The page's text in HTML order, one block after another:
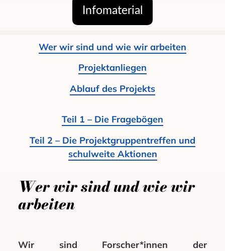
Infomaterial
Wer wir sind und wie wir arbeiten
Projektanliegen
Ablauf des Projekts
Teil 1 – Die Fragebögen
Teil 2 – Die Projektgruppentreffen und
schulweite Aktionen
Wer wir sind und wie wir
arbeiten
Wir sind Forscher*innen der